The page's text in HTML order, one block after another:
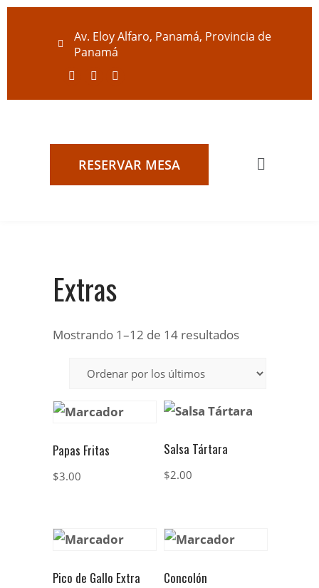
Av. Eloy Alfaro, Panamá, Provincia de
Panamá
RESERVAR MESA
Extras
Mostrando 1–12 de 14 resultados
Papas Fritas
$3.00
Salsa Tártara
$2.00
Pico de Gallo Extra Concolón